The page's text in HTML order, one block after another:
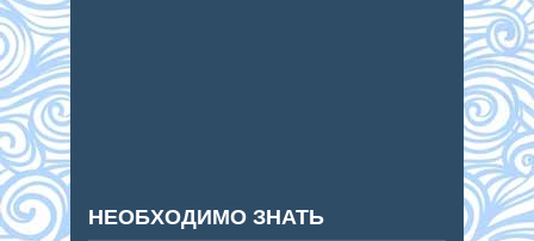
НЕОБХОДИМО ЗНАТЬ